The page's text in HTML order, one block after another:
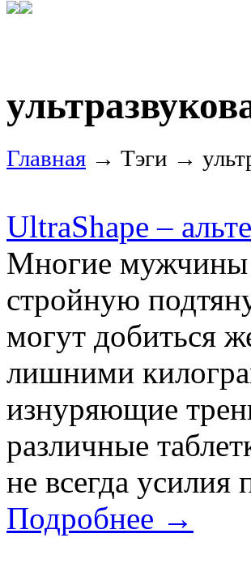
Главная → Тэги →
UltraShape –
Многие мужчины
стройную
могут добиться
лишними
изнуряющие
различные
не всегда
Подробнее →